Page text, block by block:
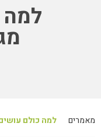
למה
מאמרים למה כולם